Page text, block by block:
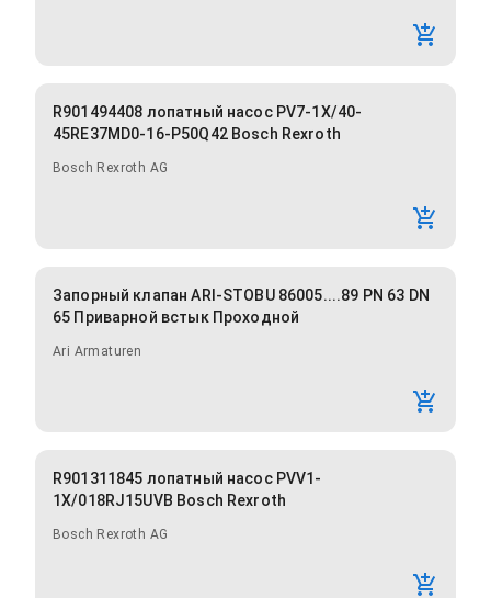
R901494408 лопатный насос PV7-1X/40-
45RE37MD0-16-P50Q42 Bosch Rexroth
Bosch Rexroth AG
Запорный клапан ARI-STOBU 86005....89 PN 63 DN
65 Приварной встык Проходной
Ari Armaturen
R901311845 лопатный насос PVV1-
1X/018RJ15UVB Bosch Rexroth
Bosch Rexroth AG